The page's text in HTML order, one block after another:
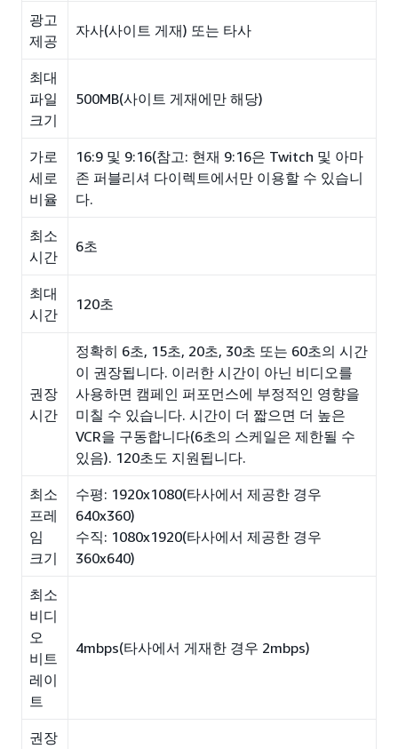
광고
제공
자사(사이트 게재) 또는 타사
최대
파일
크기
500MB(사이트 게재에만 해당)
가로
세로
비율
16:9 및 9:16(참고: 현재 9:16은 Twitch 및 아마
존 퍼블리셔 다이렉트에서만 이용할 수 있습니
다.
최소
시간
6초
최대
시간
120초
권장
시간
정확히 6초, 15초, 20초, 30초 또는 60초의 시간
이 권장됩니다. 이러한 시간이 아닌 비디오를
사용하면 캠페인 퍼포먼스에 부정적인 영향을
미칠 수 있습니다. 시간이 더 짧으면 더 높은
VCR을 구동합니다(6초의 스케일은 제한될 수
있음). 120초도 지원됩니다.
최소
프레
임
크기
수평: 1920x1080(타사에서 제공한 경우
640x360)
수직: 1080x1920(타사에서 제공한 경우
360x640)
최소
비디
오
비트
레이
트
4mbps(타사에서 게재한 경우 2mbps)
권장